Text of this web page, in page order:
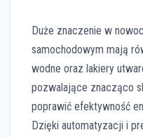
Duże znaczenie w
samochodowym mają
wodne oraz lakiery
pozwalające znacząco
poprawić efektywność
Dzięki automatyzacji i